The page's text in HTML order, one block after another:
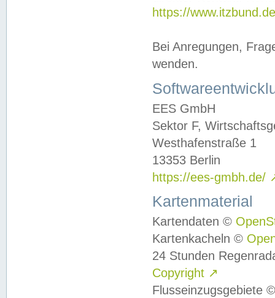
https://
Bei Anregungen,
wenden.
EES GmbH
Sektor F,
Westhafenstraße 1
13353 Berlin
https://ees-gmbh.de/
Kartenmaterial
Kartendaten ©
Kartenkacheln ©
24 Stunden
Copyright ↗
Flusseinzugsgebiete